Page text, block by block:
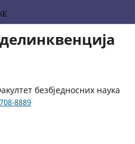
безбједносних наука
8889